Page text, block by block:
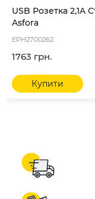
USB Розетка 2,1A
Asfora
EPH2700262
1763 грн.
Купити